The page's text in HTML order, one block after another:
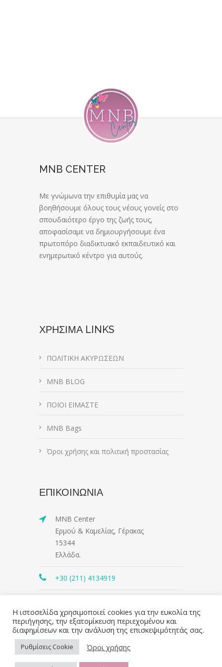
MNB CENTER
Με γνώμωνα την επιθυμία μας να
βοηθήσουμε όλους τους νέους γονείς στο
σπουδαιότερο έργο της ζωής τους,
αποφασίσαμε να δημιουργήσουμε ένα
πρωτοπόρο διαδικτυακό εκπαιδευτικό και
ενημερωτικό κέντρο για αυτούς.
ΧΡΗΣΙΜΑ LINKS
ΠΟΛΙΤΙΚΗ ΑΚΥΡΩΣΕΩΝ
MNB BLOG
ΠΟΙΟΙ ΕΙΜΑΣΤΕ
MNB Bags
Όροι χρήσης και πολιτική προστασίας
ΕΠΙΚΟΙΝΩΝΙΑ
MNB Center
Ερμού & Καμελίας, Γέρακας
15344
Ελλάδα.
+30 (211) 4134919
Η ιστοσελίδα χρησιμοποιεί cookies για την ευκολία της
περιήγησης, την εξατομίκευση περιεχομένου και
διαφημίσεων και την ανάλυση της επισκεψιμότητάς σας.
Ρυθμίσεις Cookie Όροι χρήσης